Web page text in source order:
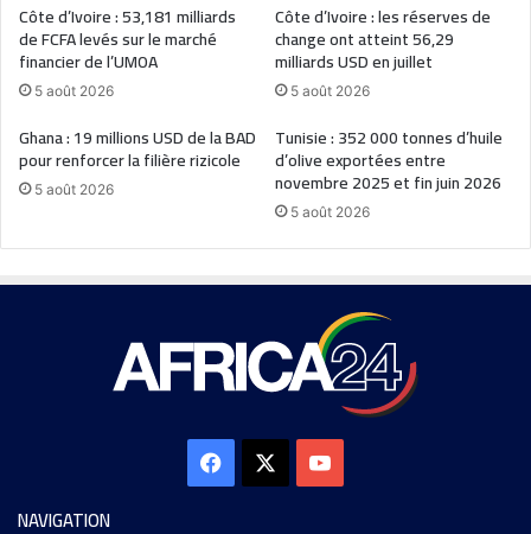
Côte d’Ivoire : 53,181 milliards
de FCFA levés sur le marché
financier de l’UMOA
5 août 2026
Côte d’Ivoire : les réserves de
change ont atteint 56,29
milliards USD en juillet
5 août 2026
Ghana : 19 millions USD de la BAD
pour renforcer la filière rizicole
5 août 2026
Tunisie : 352 000 tonnes d’huile
d’olive exportées entre
novembre 2025 et fin juin 2026
5 août 2026
NAVIGATION